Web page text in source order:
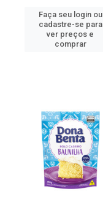
Faça seu login ou
cadastre-se para
ver preços e
comprar